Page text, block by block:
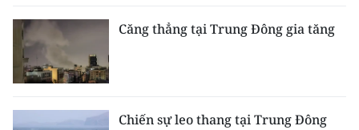
Căng thẳng tại Trung Đông gia tăng
Chiến sự leo thang tại Trung Đông